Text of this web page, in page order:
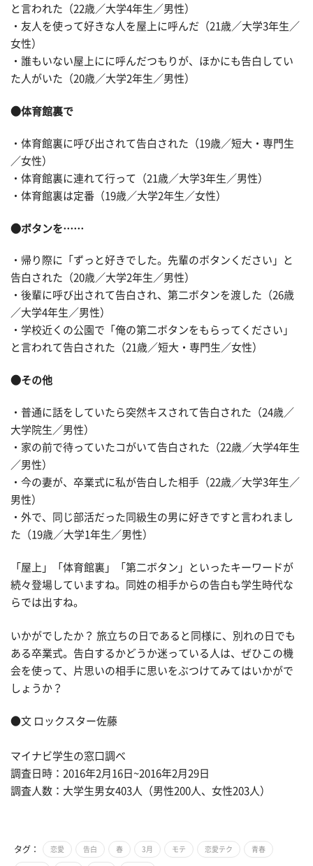
と言われた（22歳／大学4年生／男性）
・友人を使って好きな人を屋上に呼んだ（21歳／大学3年生／
女性）
・誰もいない屋上にに呼んだつもりが、ほかにも告白してい
た人がいた（20歳／大学2年生／男性）
●体育館裏で
・体育館裏に呼び出されて告白された（19歳／短大・専門生
／女性）
・体育館裏に連れて行って（21歳／大学3年生／男性）
・体育館裏は定番（19歳／大学2年生／女性）
●ボタンを……
・帰り際に「ずっと好きでした。先輩のボタンください」と
告白された（20歳／大学2年生／男性）
・後輩に呼び出されて告白され、第二ボタンを渡した（26歳
／大学4年生／男性）
・学校近くの公園で「俺の第二ボタンをもらってください」
と言われて告白された（21歳／短大・専門生／女性）
●その他
・普通に話をしていたら突然キスされて告白された（24歳／
大学院生／男性）
・家の前で待っていたコがいて告白された（22歳／大学4年生
／男性）
・今の妻が、卒業式に私が告白した相手（22歳／大学3年生／
男性）
・外で、同じ部活だった同級生の男に好きですと言われまし
た（19歳／大学1年生／男性）
「屋上」「体育館裏」「第二ボタン」といったキーワードが
続々登場していますね。同姓の相手からの告白も学生時代な
らでは出すね。
いかがでしたか？ 旅立ちの日であると同様に、別れの日でも
ある卒業式。告白するかどうか迷っている人は、ぜひこの機
会を使って、片思いの相手に思いをぶつけてみてはいかがで
しょうか？
●文 ロックスター佐藤
マイナビ学生の窓口調べ
調査日時：2016年2月16日~2016年2月29日
調査人数：大学生男女403人（男性200人、女性203人）
タグ： 恋愛 告白 春 3月 モテ 恋愛テク 青春